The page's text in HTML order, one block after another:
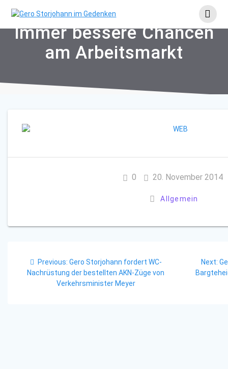
to
Immer bessere Chancen
am Arbeitsmarkt
0 20. November 2014
Allgemein
Previous: Previous
post:
Gero Storjohann fordert WC-
Nachrüstung der bestellten AKN-Züge von
Verkehrsminister Meyer
Next: